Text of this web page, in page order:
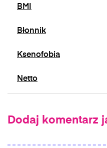
BMI
Błonnik
Ksenofobia
Netto
Dodaj komentarz